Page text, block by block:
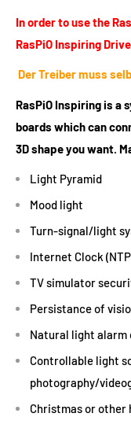
In order to use the
RasPiO Inspiring
Der Treiber muss
RasPiO Inspiring is a
boards which can
3D shape you want.
Light Pyramid
Mood light
Turn-signal/light
Internet Clock
TV simulator
Persistance of
Natural light alarm
Controllable light
photography/
Christmas or